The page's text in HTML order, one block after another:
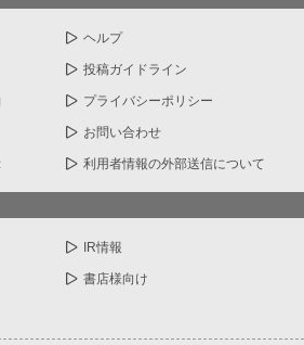
ヘルプ
投稿ガイドライン
プライバシーポリシー
お問い合わせ
利用者情報の外部送信について
IR情報
書店様向け